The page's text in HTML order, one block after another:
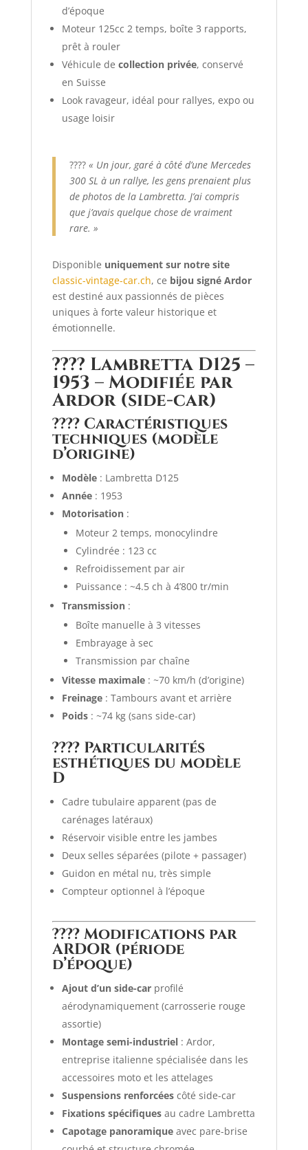
d’époque
Moteur 125cc 2 temps, boîte 3 rapports,
prêt à rouler
Véhicule de collection privée, conservé
en Suisse
Look ravageur, idéal pour rallyes, expo ou
usage loisir
???? « Un jour, garé à côté d’une Mercedes
300 SL à un rallye, les gens prenaient plus
de photos de la Lambretta. J’ai compris
que j’avais quelque chose de vraiment
rare. »
Disponible uniquement sur notre site
classic-vintage-car.ch, ce bijou signé Ardor
est destiné aux passionnés de pièces
uniques à forte valeur historique et
émotionnelle.
???? Lambretta D125 –
1953 – Modifiée par
Ardor (side-car)
???? Caractéristiques
techniques (modèle
d’origine)
Modèle: Lambretta D125
Année: 1953
Motorisation:
Moteur 2 temps, monocylindre
Cylindrée : 123 cc
Refroidissement par air
Puissance : ~4.5 ch à 4’800 tr/min
Transmission:
Boîte manuelle à 3 vitesses
Embrayage à sec
Transmission par chaîne
Vitesse maximale: ~70 km/h (d’origine)
Freinage: Tambours avant et arrière
Poids: ~74 kg (sans side-car)
???? Particularités
esthétiques du modèle
D
Cadre tubulaire apparent (pas de
carénages latéraux)
Réservoir visible entre les jambes
Deux selles séparées (pilote + passager)
Guidon en métal nu, très simple
Compteur optionnel à l’époque
???? Modifications par
ARDOR (période
d’époque)
Ajout d’un side-carprofilé
aérodynamiquement (carrosserie rouge
assortie)
Montage semi-industriel: Ardor,
entreprise italienne spécialisée dans les
accessoires moto et les attelages
Suspensions renforcéescôté side-car
Fixations spécifiquesau cadre Lambretta
Capotage panoramiqueavec pare-brise